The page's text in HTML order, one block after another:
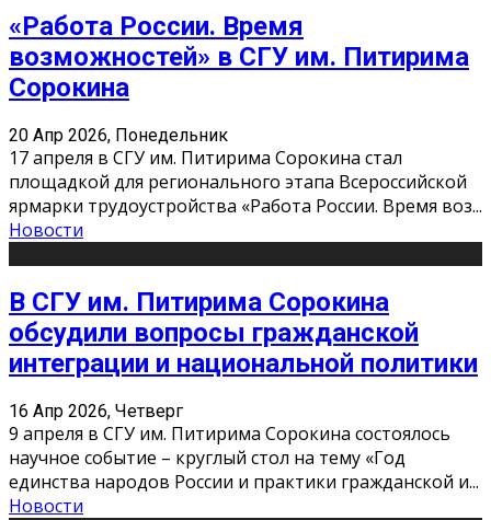
«Работа России. Время
возможностей» в СГУ им. Питирима
Сорокина
20 Апр 2026, Понедельник
17 апреля в СГУ им. Питирима Сорокина стал
площадкой для регионального этапа Всероссийской
ярмарки трудоустройства «Работа России. Время воз...
Новости
В СГУ им. Питирима Сорокина
обсудили вопросы гражданской
интеграции и национальной политики
16 Апр 2026, Четверг
9 апреля в СГУ им. Питирима Сорокина состоялось
научное событие – круглый стол на тему «Год
единства народов России и практики гражданской и...
Новости